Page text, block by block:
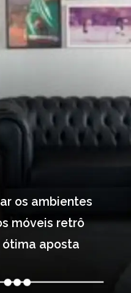
os ambientes
móveis retrô
aposta